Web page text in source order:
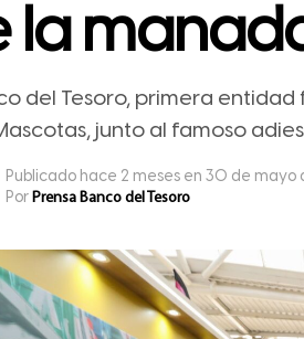
la
del Tesoro, primera
junto al famoso
Publicado hace 2 meses en 30 de mayo
Por Prensa Banco del Tesoro